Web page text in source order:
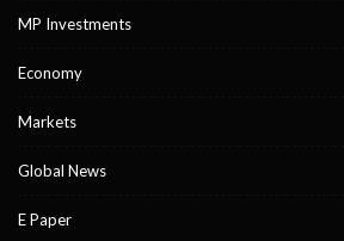
MP Investments
Economy
Markets
Global News
E Paper